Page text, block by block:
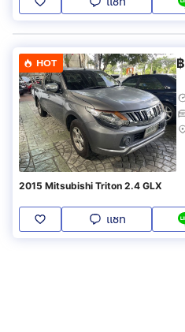
HOT ฿
2015 Mitsubishi Triton 2.4 GLX
แชท